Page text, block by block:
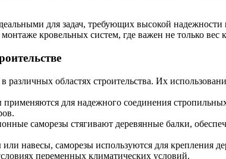
для задач, требующих высокой
кровельных систем, где важен не только
областях строительства. Их
для надежного соединения
саморезы стягивают деревянные балки,
навесы, саморезы используются для крепления
переменных климатических условий.